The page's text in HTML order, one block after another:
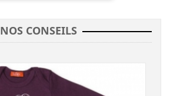
NOS CONSEILS